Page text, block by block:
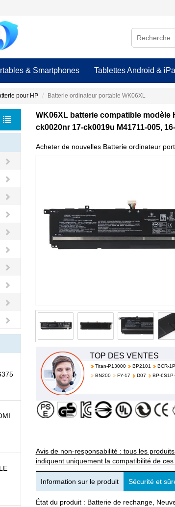
& Smartphones Tablettes Android &
pour HP Batterie ordinateur portable WK06XL
WK06XL batterie compatible modèle
ck0020nr 17-ck0019u M41711-005,
Acheter de nouvelles Batterie ordinateur
TOP DES VENTES
Titan-P13000 BP2101 BCR-
BN200
FY-17 D07 BP-
Avis de non-responsabilité : tous les
indiquent uniquement la compatibilité de
Information sur le produit Sécurité et
État du produit : Batterie de rechange,